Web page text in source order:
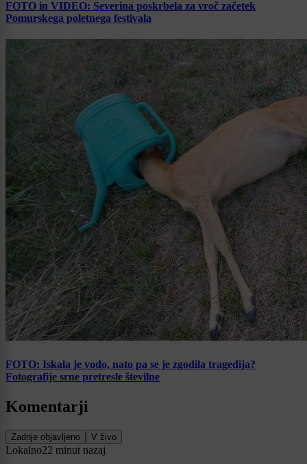
FOTO in VIDEO: Severina poskrbela za vroč začetek
Pomurskega poletnega festivala
FOTO: Iskala je vodo, nato pa se je zgodila tragedija?
Fotografije srne pretresle številne
Komentarji
Zadnje objavljeno V živo
Lokalno22 minut nazaj